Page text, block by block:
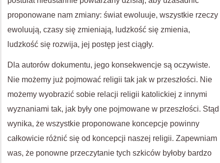
proponowane nam zmiany: świat ewoluuje, wszystkie rzeczy
ewoluują, czasy się zmieniają, ludzkość się zmienia,
ludzkość się rozwija, jej postęp jest ciągły.
Dla autorów dokumentu, jego konsekwencje są oczywiste.
Nie możemy już pojmować religii tak jak w przeszłości. Nie
możemy wyobrazić sobie relacji religii katolickiej z innymi
wyznaniami tak, jak były one pojmowane w przeszłości. Stąd
wynika, że wszystkie proponowane koncepcje powinny
całkowicie różnić się od koncepcji naszej religii. Zapewniam
was, że ponowne przeczytanie tych szkiców byłoby bardzo